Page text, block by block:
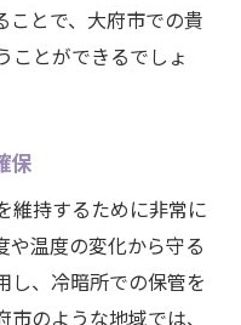
産運用
産運用の第一歩
ことで、大府市での貴
ことができるでしょ
保
維持するために非常に
や温度の変化から守る
し、冷暗所での保管を
のような地域では、